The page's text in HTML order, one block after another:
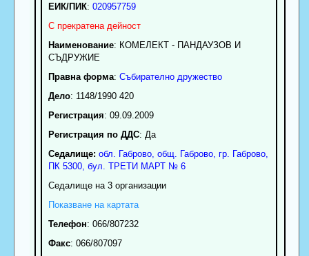
ЕИК/ПИК: 020957759
С прекратена дейност
Наименование: КОМЕЛЕКТ - ПАНДАУЗОВ И
СЪДРУЖИЕ
Правна форма: Събирателно дружество
Дело: 1148/1990 420
Регистрация: 09.09.2009
Регистрация по ДДС: Да
Седалище: обл. Габрово, общ. Габрово, гр. Габрово,
ПК 5300, бул. ТРЕТИ МАРТ № 6
Седалище на 3 организации
Показване на картата
Телефон: 066/807232
Факс: 066/807097